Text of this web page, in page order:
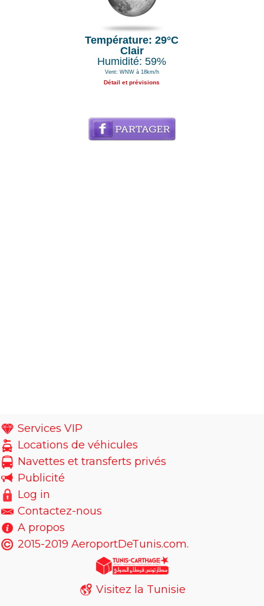
Température: 29°C
Clair
Humidité: 59%
Vent: WNW à 18km/h
Détail et prévisions
Services VIP
Locations de véhicules
Navettes et transferts privés
Publicité
Log in
Contactez-nous
A propos
2015-2019 AeroportDeTunis.com.
Visitez la Tunisie